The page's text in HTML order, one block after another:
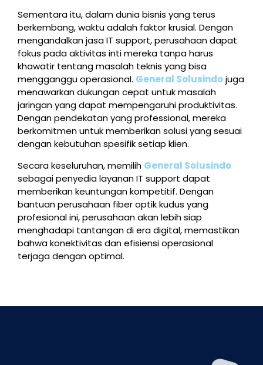
Sementara itu, dalam dunia bisnis yang terus
berkembang, waktu adalah faktor krusial. Dengan
mengandalkan jasa IT support, perusahaan dapat
fokus pada aktivitas inti mereka tanpa harus
khawatir tentang masalah teknis yang bisa
mengganggu operasional. General Solusindojuga
menawarkan dukungan cepat untuk masalah
jaringan yang dapat mempengaruhi produktivitas.
Dengan pendekatan yang professional, mereka
berkomitmen untuk memberikan solusi yang sesuai
dengan kebutuhan spesifik setiap klien.
Secara keseluruhan, memilih General Solusindo
sebagai penyedia layanan IT support dapat
memberikan keuntungan kompetitif. Dengan
bantuan perusahaan fiber optik kudus yang
profesional ini, perusahaan akan lebih siap
menghadapi tantangan di era digital, memastikan
bahwa konektivitas dan efisiensi operasional
terjaga dengan optimal.